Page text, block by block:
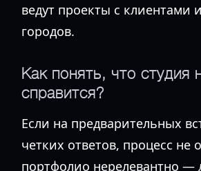
ведут проекты с клиентами
городов.
Как понять, что студия
справится?
Если на предварительных
четких ответов, процесс не
портфолио нерелевантно —